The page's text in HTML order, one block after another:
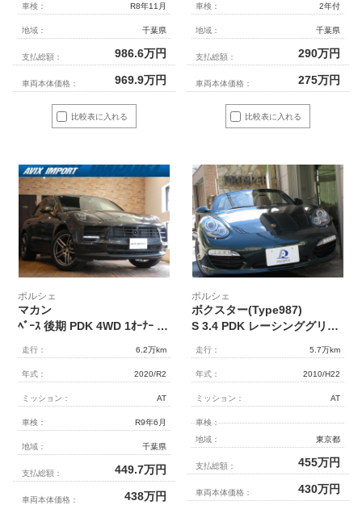
比較表に入れる
車検： R8年11月
地域： 千葉県
支払総額： 986.6万円
車両本体価格： 969.9万円
比較表に入れる
車検： 2年付
地域： 千葉県
支払総額： 290万円
車両本体価格： 275万円
ポルシェ
マカン
ﾍﾞｰｽ 後期 PDK 4WD 1ｵｰﾅｰ ｽﾎﾟｰﾂｸﾛﾉPKG 赤黒革 前ｼｰﾄﾋｰﾀｰ 3ｿﾞｰﾝｴｱｺﾝ 全周囲 Bｶﾒﾗ PCMﾅﾋﾞ PAS ACC LKA 14WAYｼｰﾄﾒﾓﾘｰ付 ｽﾎﾟｰﾂﾃｰﾙﾊﾟｲﾌﾟ ﾎﾟﾙｼｪｸﾚｽﾄｴﾝﾎﾞｽ AppleCarPlay 電動ﾃｰﾙｹﾞｰﾄ 純正20AW
走行： 6.2万km
年式： 2020/R2
ミッション： AT
車検： R9年6月
地域： 千葉県
支払総額： 449.7万円
車両本体価格： 438万円
ポルシェ
ボクスター(Type987)
S 3.4 PDK レーシンググリーンメタ ワンオーナー PC記録簿13枚
走行： 5.7万km
年式： 2010/H22
ミッション： AT
車検：
地域：
東京都
支払総額： 455万円
車両本体価格： 430万円